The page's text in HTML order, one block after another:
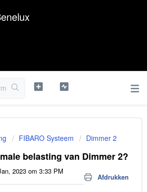
FIBARO Systeem Dimmer 2
belasting van Dimmer 2?
Afdrukken
2023 om 3:33 PM